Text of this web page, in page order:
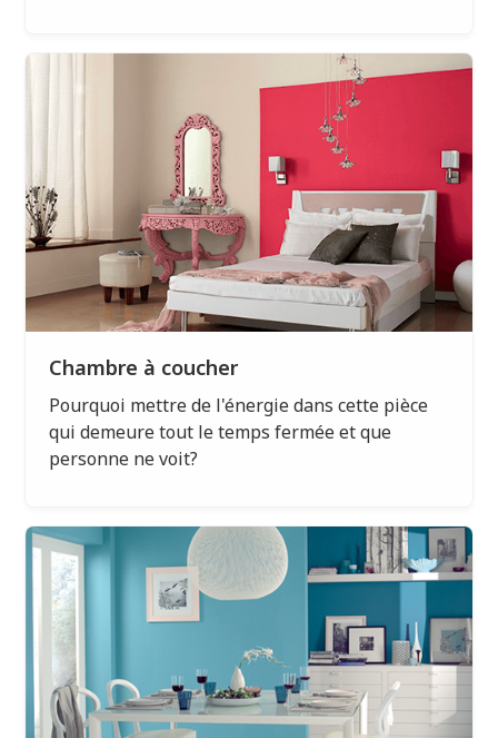
Chambre à coucher
Pourquoi mettre de l'énergie dans cette pièce
qui demeure tout le temps fermée et que
personne ne voit?